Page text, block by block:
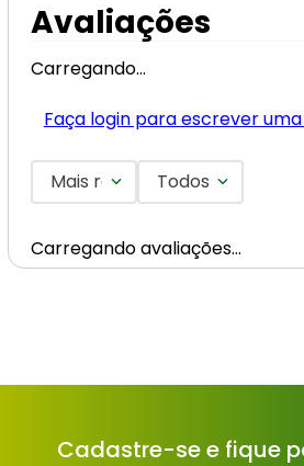
Avaliações
Carregando…
Faça login para escrever
Mais recentesTodos
Carregando avaliações…
Cadastre-se e fique